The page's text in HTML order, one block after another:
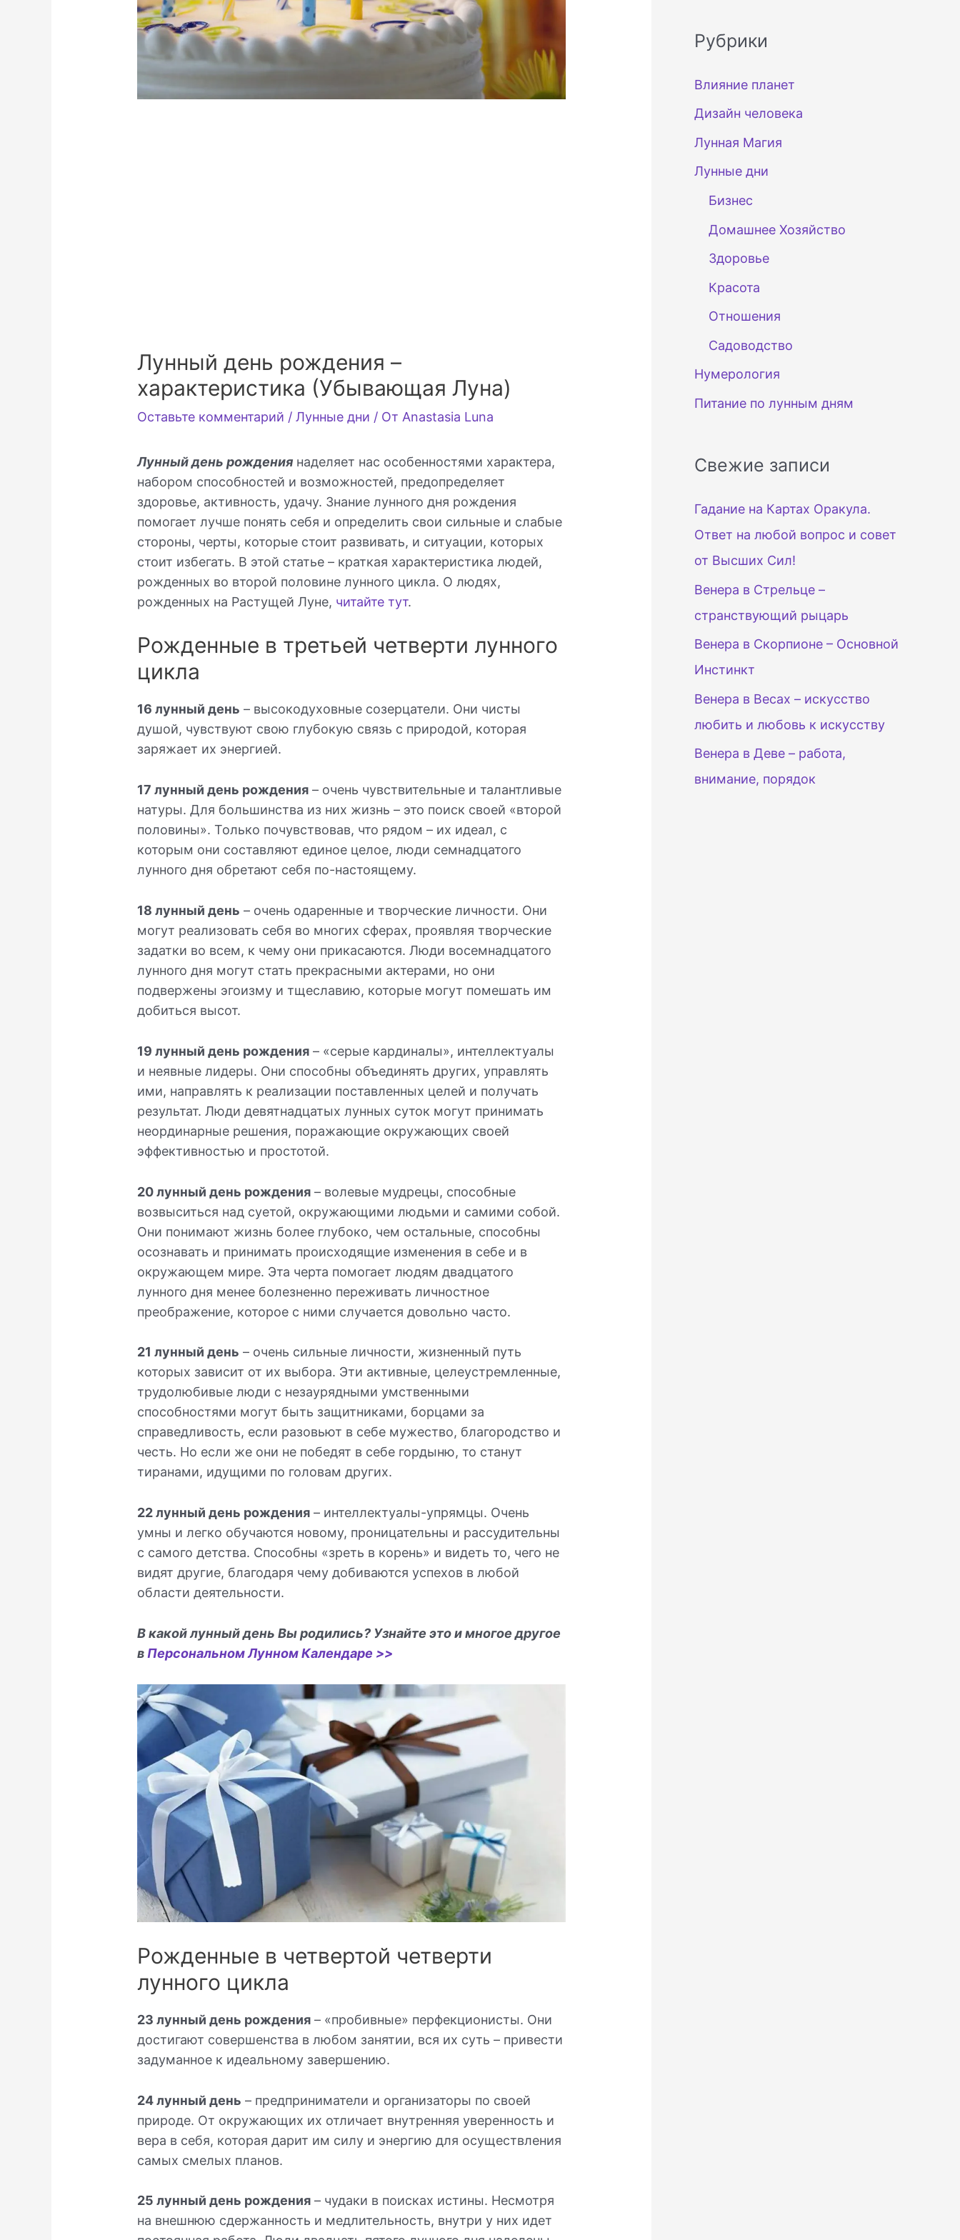
Лунный день рождения –
характеристика (Убывающая Луна)
Оставьте комментарий /Лунные дни / От Anastasia Luna
Лунный день рождения наделяет нас особенностями характера,
набором способностей и возможностей, предопределяет
здоровье, активность, удачу. Знание лунного дня рождения
помогает лучше понять себя и определить свои сильные и слабые
стороны, черты, которые стоит развивать, и ситуации, которых
стоит избегать. В этой статье – краткая характеристика людей,
рожденных во второй половине лунного цикла. О людях,
рожденных на Растущей Луне, читайте тут.
Рожденные в третьей четверти лунного
цикла
16 лунный день – высокодуховные созерцатели. Они чисты
душой, чувствуют свою глубокую связь с природой, которая
заряжает их энергией.
17 лунный день рождения – очень чувствительные и талантливые
натуры. Для большинства из них жизнь – это поиск своей «второй
половины». Только почувствовав, что рядом – их идеал, с
которым они составляют единое целое, люди семнадцатого
лунного дня обретают себя по-настоящему.
18 лунный день – очень одаренные и творческие личности. Они
могут реализовать себя во многих сферах, проявляя творческие
задатки во всем, к чему они прикасаются. Люди восемнадцатого
лунного дня могут стать прекрасными актерами, но они
подвержены эгоизму и тщеславию, которые могут помешать им
добиться высот.
19 лунный день рождения – «серые кардиналы», интеллектуалы
и неявные лидеры. Они способны объединять других, управлять
ими, направлять к реализации поставленных целей и получать
результат. Люди девятнадцатых лунных суток могут принимать
неординарные решения, поражающие окружающих своей
эффективностью и простотой.
20 лунный день рождения – волевые мудрецы, способные
возвыситься над суетой, окружающими людьми и самими собой.
Они понимают жизнь более глубоко, чем остальные, способны
осознавать и принимать происходящие изменения в себе и в
окружающем мире. Эта черта помогает людям двадцатого
лунного дня менее болезненно переживать личностное
преображение, которое с ними случается довольно часто.
21 лунный день – очень сильные личности, жизненный путь
которых зависит от их выбора. Эти активные, целеустремленные,
трудолюбивые люди с незаурядными умственными
способностями могут быть защитниками, борцами за
справедливость, если разовьют в себе мужество, благородство и
честь. Но если же они не победят в себе гордыню, то станут
тиранами, идущими по головам других.
22 лунный день рождения – интеллектуалы-упрямцы. Очень
умны и легко обучаются новому, проницательны и рассудительны
с самого детства. Способны «зреть в корень» и видеть то, чего не
видят другие, благодаря чему добиваются успехов в любой
области деятельности.
В какой лунный день Вы родились? Узнайте это и многое другое
в Персональном Лунном Календаре >>
Рожденные в четвертой четверти
лунного цикла
23 лунный день рождения – «пробивные» перфекционисты. Они
достигают совершенства в любом занятии, вся их суть – привести
задуманное к идеальному завершению.
24 лунный день – предприниматели и организаторы по своей
природе. От окружающих их отличает внутренняя уверенность и
вера в себя, которая дарит им силу и энергию для осуществления
самых смелых планов.
25 лунный день рождения – чудаки в поисках истины. Несмотря
на внешнюю сдержанность и медлительность, внутри у них идет
Рубрики
Влияние планет
Дизайн человека
Лунная Магия
Лунные дни
Бизнес
Домашнее Хозяйство
Здоровье
Красота
Отношения
Садоводство
Нумерология
Питание по лунным дням
Свежие записи
Гадание на Картах Оракула.
Ответ на любой вопрос и совет
от Высших Сил!
Венера в Стрельце –
странствующий рыцарь
Венера в Скорпионе – Основной
Инстинкт
Венера в Весах – искусство
любить и любовь к искусству
Венера в Деве – работа,
внимание, порядок